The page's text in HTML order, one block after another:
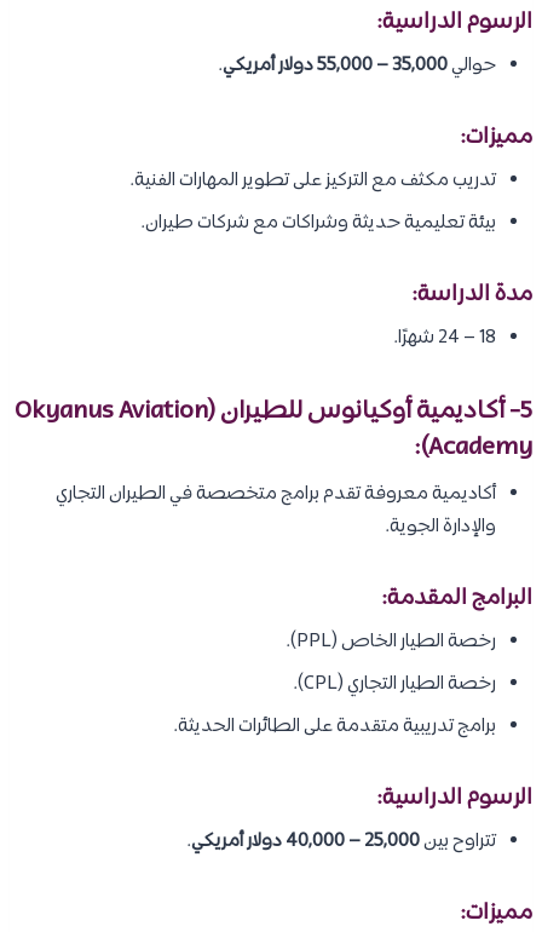
الرسوم الدراسية:
حوالي35,000 – 55,000 دولار أمريكي .
مميزات:
تدريب مكثف مع التركيز على تطوير المهارات الفنية.
بيئة تعليمية حديثة وشراكات مع شركات طيران.
مدة الدراسة:
18 – 24 شهرًا.
5- أكاديمية أوكيانوس للطيران (Okyanus Aviation
Academy):
أكاديمية معروفة تقدم برامج متخصصة في الطيران التجاري
والإدارة الجوية.
البرامج المقدمة:
رخصة الطيار الخاص (PPL).
رخصة الطيار التجاري (CPL).
برامج تدريبية متقدمة على الطائرات الحديثة.
الرسوم الدراسية:
تتراوح بين25,000 – 40,000 دولار أمريكي .
مميزات: